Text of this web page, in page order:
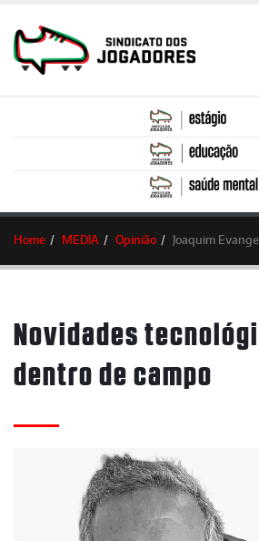
Home MEDIA Opinião Joaquim
Novidades
dentro de campo